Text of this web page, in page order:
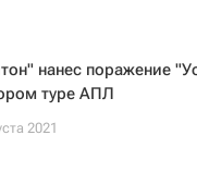
нанес поражение
туре АПЛ
2021